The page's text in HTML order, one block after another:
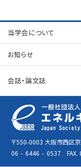
当学会について
お知らせ
会誌・論文誌
〒550-0003 大阪市西区
06 - 6446 - 0537 FAX.